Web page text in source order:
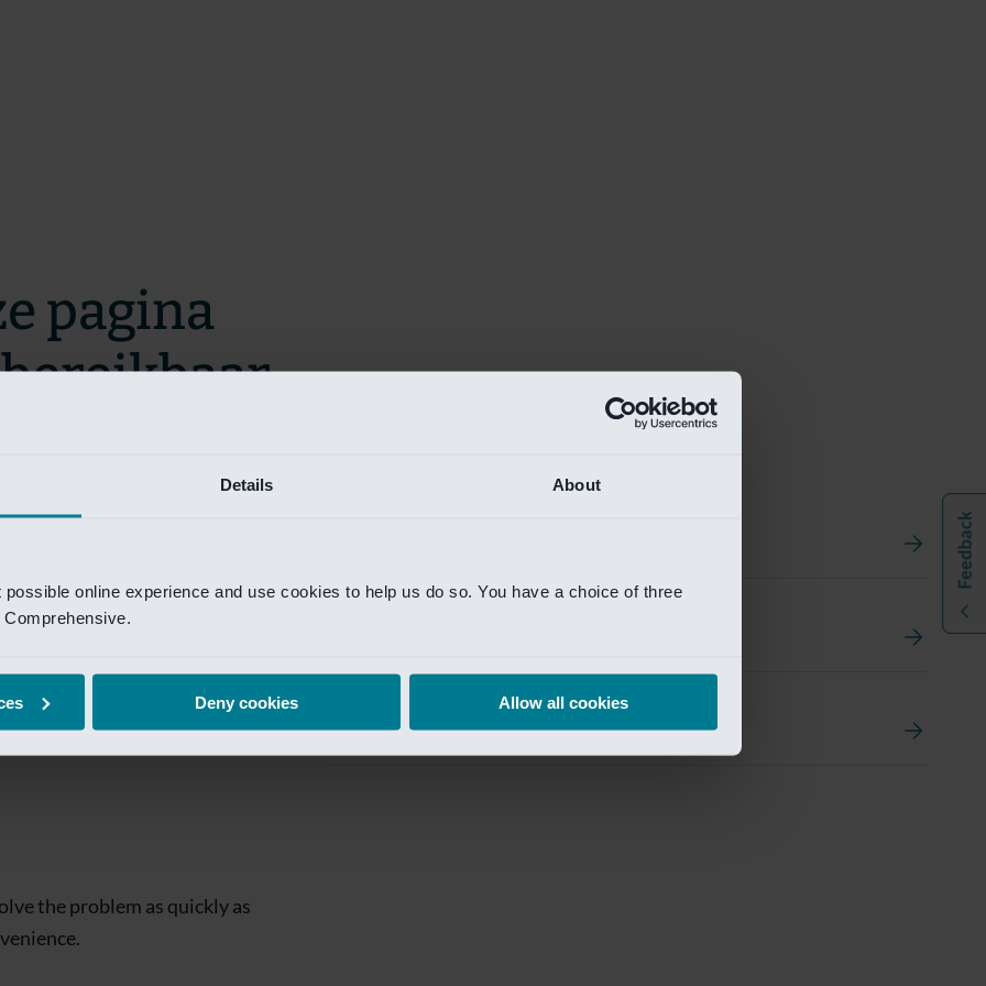
Details About
online experience and use cookies to help us do so. You have a choice of three
Deny cookies Allow all cookies
Van Lanschot Kempen Research
pagina
zo snel mogelijk te verhelpen.
te krijgen.
is
the problem as quickly as